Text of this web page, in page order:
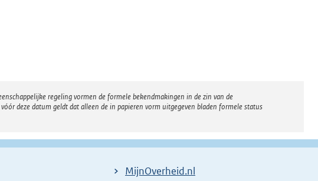
regeling vormen de formele bekendmakingen in de zin van de
deze datum geldt dat alleen de in papieren vorm uitgegeven bladen formele status
MijnOverheid.nl